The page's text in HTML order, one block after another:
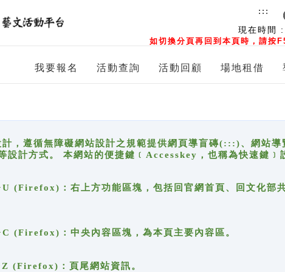
現在時間 :
如切換分頁再回到本頁時，請按
:::
我要報名 活動查詢 活動回顧 場地租借
，遵循無障礙網站設計之規範提供網頁導盲磚(:::)、網站
計方式。 本網站的便捷鍵﹝Accesskey，也稱為快速鍵﹞
：右上方功能區塊，包括回官網首頁、回文化部共
：中央內容區塊，為本頁主要內容區。
：頁尾網站資訊。